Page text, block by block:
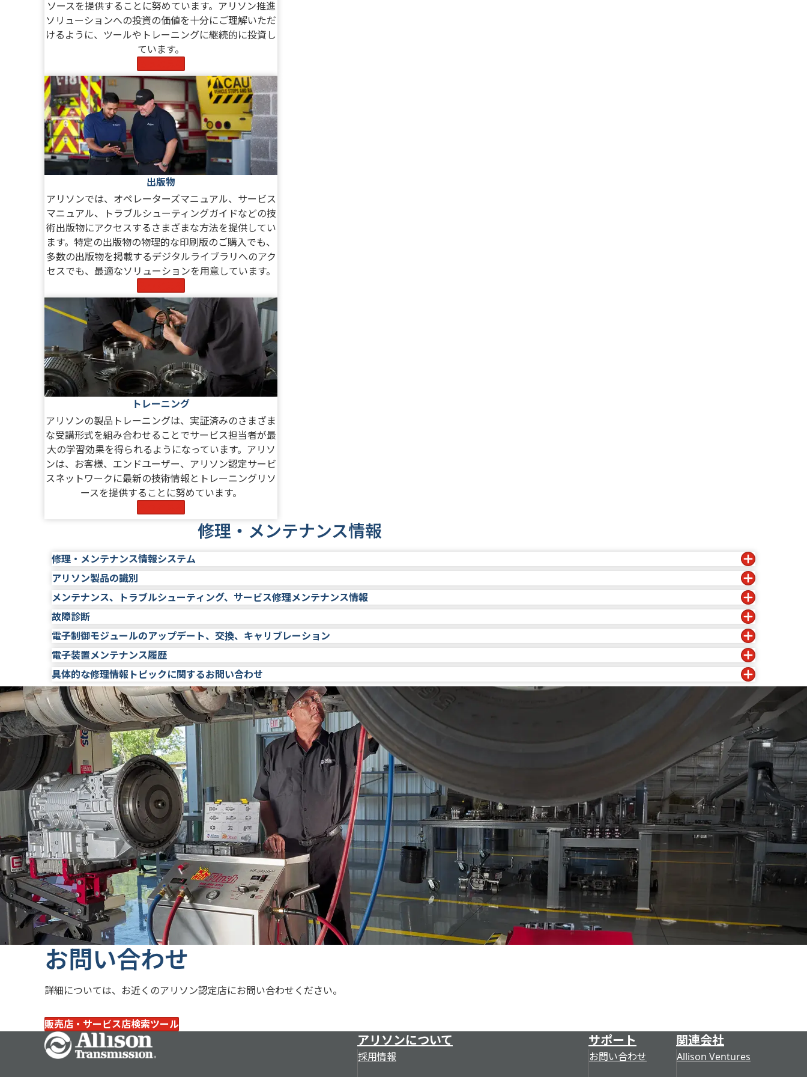
ソースを提供することに努めています。アリソン推進
ソリューションへの投資の価値を十分にご理解いただ
けるように、ツールやトレーニングに継続的に投資し
ています。
出版物
アリソンでは、オペレーターズマニュアル、サービス
マニュアル、トラブルシューティングガイドなどの技
術出版物にアクセスするさまざまな方法を提供してい
ます。特定の出版物の物理的な印刷版のご購入でも、
多数の出版物を掲載するデジタルライブラリへのアク
セスでも、最適なソリューションを用意しています。
トレーニング
アリソンの製品トレーニングは、実証済みのさまざま
な受講形式を組み合わせることでサービス担当者が最
大の学習効果を得られるようになっています。アリソ
ンは、お客様、エンドユーザー、アリソン認定サービ
スネットワークに最新の技術情報とトレーニングリソ
ースを提供することに努めています。
修理・メンテナンス情報
修理・メンテナンス情報システム
Allison HUB™ はアリソンの技術情報への一元的なアクセスを提供します。Allison HUBはどなたでもアクセス
が可能です。また、Allison HUBは、アリソンのトランスミッションのサービスをサポートする追加リソース
を世界中の約1,600のアリソン認定販売代理店とディーラーに提供しています。
Allison HUBアカウントへのログインまたはリクエストはこちらから。
アカウントまたはユーザーのステータスの維持はこちらから。
HUB™ アカウントの削除をご希望の場合や、HUBへのアクセスに関するご質問
は、HUB@allisontransmission.com宛てにメールをお送りください。アリソンは世界中のお客様にご利用
いただけるAllison HUB Premiumサブスクリプションサービスも提供しています。このサービスはAllison
HUBへのプレミアムアクセスを提供し、アリソンの公式なサービス情報、技術出版物、文献がご覧いただけ
ます。
HUB Premiumの主な機能については、
こちらをご覧ください。
HUB Premiumサブスクリプションは
こちらからお申し込みください。
アリソン製品の識別
ご使用のアリソン製品は、こちら からシリアル番号を使用して識別できます。
部品グループとサブアセンブリはパーツカタログ（こちら）に掲載されています。
メンテナンス、トラブルシューティング、サービス修理メンテナンス情報
フルードとフィルターの交換間隔は
メンテナンス、トラブルシューティング、修理、オーバーホールに関する情報はすべてePubsでご覧いただけ
ます。 修理メンテナンス情報の内容は、
ができます。
部品の識別はこちらからご確認いただけます。
該当する場合、特定のトランスミッションに関するフィールドアクションおよびリコール情報は、
らご確認いただけます。
テクニカルサービスブレティン（技術ヒント、サービスのヒント、保証関連書類など）は、
認いただけます。
スペシャルサービスツールウェブストア
では、アリソン製品の修理やメンテナンスの手順を実施するための
特殊なサービスツールを検索して購入できます。これらのツールは、アリソントランスミッションを損傷する
ことなく、効率的かつ効果的に作業できるように設計されています。
アリソンの製品トレーニングは、実証済みのさまざまな受講形式を組み合わせることでサービス担当者が最
大の学習効果を得られるようになっています。すべてのトレーニングは、アリソンの学習管理システム
(LMS)、Allison eLEARN™を通じて提供されます。
故障診断
故障診断コードの識別と解決方法は、ご使用のトランスミッション製品ファミリーに対応するトラブルシュ
ーティングマニュアルに記載されています。このマニュアルはePubs（こちら）に掲載されています。
現象の解決方法は、該当するトラブルシューティングマニュアルに記載されています。このマニュアルは
ePubs（こちら）に掲載されています。
統合診断：Allison DOC®(Diagnostic Optimized Connection) は、アリソンの電子制御式商用トランスミッ
ションとトランスミッション制御システムのトラブルシューティングやサービスができるWindowsベースの
診断ツールです。Allison DOCのソフトウェアプログラムは、製品を有効にするためにサブスクリプションラ
イセンスが別途必要です。Allison DOCの詳細については、https://hub.allisontransmission.com/allison-
doc をご覧ください。
電子制御モジュールのアップデート、交換、キャリブレーション
電子制御モジュール（TCM、VCM、HGM など） のアップデートや顧客変更可能な設定への変更は、Allison
DOC®を使用して行われます。Allison DOCについて詳しくは、allisonstore.noregon.comをご覧くださ
い。
交換用電子制御モジュールについては、Allison TCM Reflash™ が世界中のお客様に正確で信頼性の高い追跡
可能なキャリブレーションを提供します。TCM Reflashについては、こちらをご覧ください。
電子装置メンテナンス履歴
すべてのアリソン製品の保証範囲および関連メンテナンス情報は、
具体的な修理情報トピックに関するお問い合わせ
Allison DOC ®に関するお問い合わせは、こちらまで、またはDOCSupport@ETAS.com
宛てにメールをお
送りください。
HUB™へのアクセスに関するお問い合わせは、HUB@allisontransmission.com宛てにメールをお送りくだ
さい。
アリソン認定ディーラーまたはオーバーホールディーラーになることに関するお問い合わせは、
連絡先をお知らせください。
独自に開発された非独占的な診断システムのバリデーションについては、お近くのアリソンオフィス（こち
らをクリック）にお問い合わせの上、お申込みください。
アリソントランスミッションのスペシャルサービスツールに関するお問い合わせは、1-866-621-2128までお
電話いただくか、allisontools@snapon.com宛てにメールをお送りください。
お問い合わせ
詳細については、お近くのアリソン認定店にお問い合わせください。
販売店・サービス店検索ツール
Go Home
アリソンについて
採用情報
サポート
お問い合わせ
関連会社
Allison Ventures